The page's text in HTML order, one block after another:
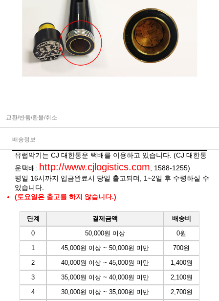
교환/반품/환불/취소
배송정보
유럽악기는 CJ 대한통운 택배를 이용하고 있습니다. (CJ 대한통
운택배: http://www.cjlogistics.com , 1588-1255)
평일 16시까지 입금완료시 당일 출고되며, 1~2일 후 수령하실 수
있습니다.
(토요일은 출고를 하지 않습니다.)
단계 결제금액
배송비
0
50,000원 이상
0원
1
45,000원 이상 ~ 50,000원 미만
700원
2
40,000원 이상 ~ 45,000원 미만
1,400원
3
35,000원 이상 ~ 40,000원 미만
2,100원
4
30,000원 이상 ~ 35,000원 미만
2,700원